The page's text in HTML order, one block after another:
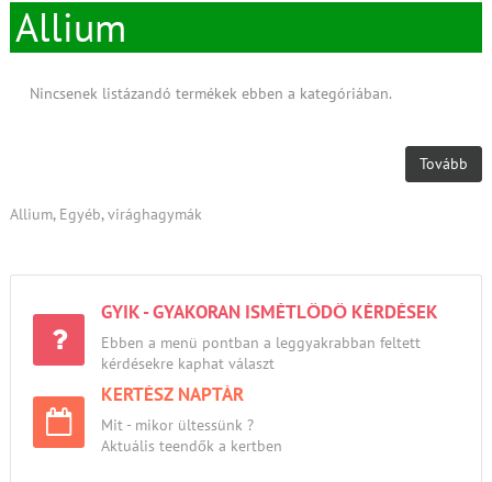
Allium
Nincsenek listázandó termékek ebben a kategóriában.
Tovább
Allium, Egyéb,virághagymák
GYIK - GYAKORAN ISMÉTLŐDŐ KÉRDÉSEK
Ebben a menü pontban a leggyakrabban feltett
kérdésekre kaphat választ
KERTÉSZ NAPTÁR
Mit - mikor ültessünk ?
Aktuális teendők a kertben